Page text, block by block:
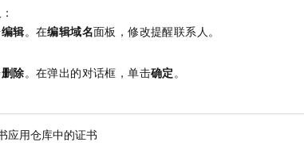
：
编辑。在编辑域名面板，修改提醒联系人。
删除。在弹出的对话框，单击确定 。
应用仓库中的证书